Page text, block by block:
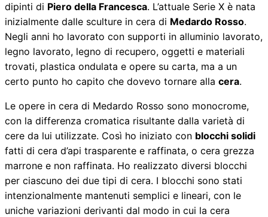
dipinti di Piero della Francesca. L’attuale Serie X è nata
inizialmente dalle sculture in cera di Medardo Rosso.
Negli anni ho lavorato con supporti in alluminio lavorato,
legno lavorato, legno di recupero, oggetti e materiali
trovati, plastica ondulata e opere su carta, ma a un
certo punto ho capito che dovevo tornare alla cera.
Le opere in cera di Medardo Rosso sono monocrome,
con la differenza cromatica risultante dalla varietà di
cere da lui utilizzate. Così ho iniziato con blocchi solidi
fatti di cera d’api trasparente e raffinata, o cera grezza
marrone e non raffinata. Ho realizzato diversi blocchi
per ciascuno dei due tipi di cera. I blocchi sono stati
intenzionalmente mantenuti semplici e lineari, con le
uniche variazioni derivanti dal modo in cui la cera